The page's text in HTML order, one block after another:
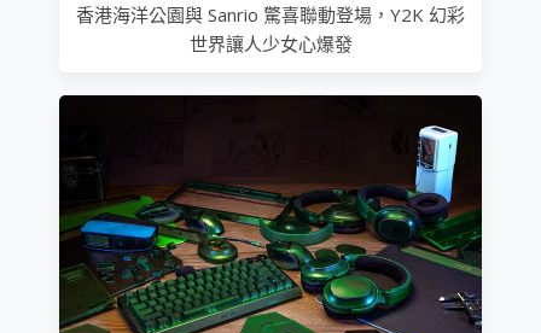
香港海洋公園與 Sanrio 驚喜聯動登場，Y2K 幻彩
世界讓人少女心爆發